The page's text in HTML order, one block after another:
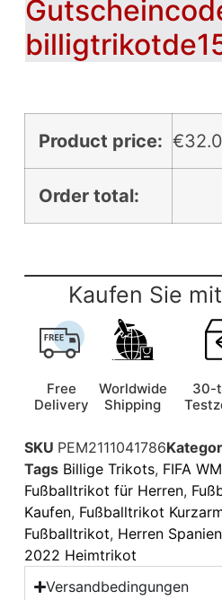
Product price: €
Order total:
Kaufen Sie
Free
Delivery
Worldwide
Shipping
30-
SKU PEM2111041786
Tags Billige Trikots, FIFA
Fußballtrikot für Herren,
Kaufen, Fußballtrikot
Fußballtrikot, Herren
2022 Heimtrikot
Versandbedingungen